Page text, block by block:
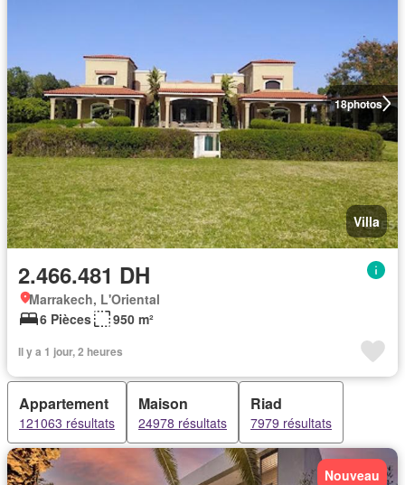
18photos
Villa
2.466.481 DH
Marrakech, L'Oriental
6 Pièces
950 m²
Il y a 1 jour, 2 heures
Appartement
121063 résultats
Maison
24978 résultats
Riad
7979 résultats
Nouveau